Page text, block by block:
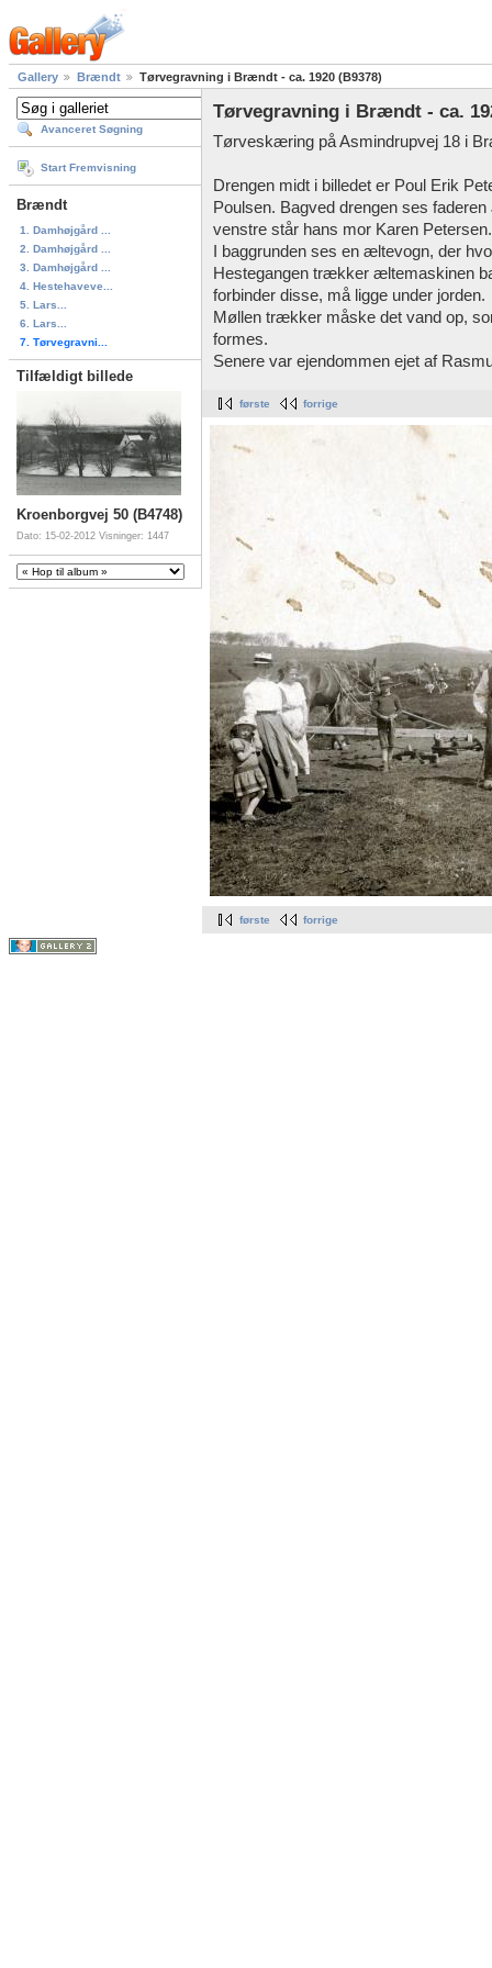
Gallery Brændt Tørvegravning i Brændt - ca. 1920 (B9378)
Avanceret Søgning
Start Fremvisning
Brændt
1. Damhøjgård ...
2. Damhøjgård ...
3. Damhøjgård ...
4. Hestehaveve...
5. Lars...
6. Lars...
7. Tørvegravni...
Tilfældigt billede
Kroenborgvej 50 (B4748)
Dato: 15-02-2012 Visninger: 1447
Tørvegravning i Brændt - ca.
Tørveskæring på Asmindrupvej 18 i
Drengen midt i billedet er Poul Erik
Poulsen. Bagved drengen ses
venstre står hans mor Karen Petersen.
I baggrunden ses en æltevogn, der
Hestegangen trækker æltemaskinen
forbinder disse, må ligge under jorden.
Møllen trækker måske det vand op,
formes.
Senere var ejendommen ejet af
første forrige
første forrige